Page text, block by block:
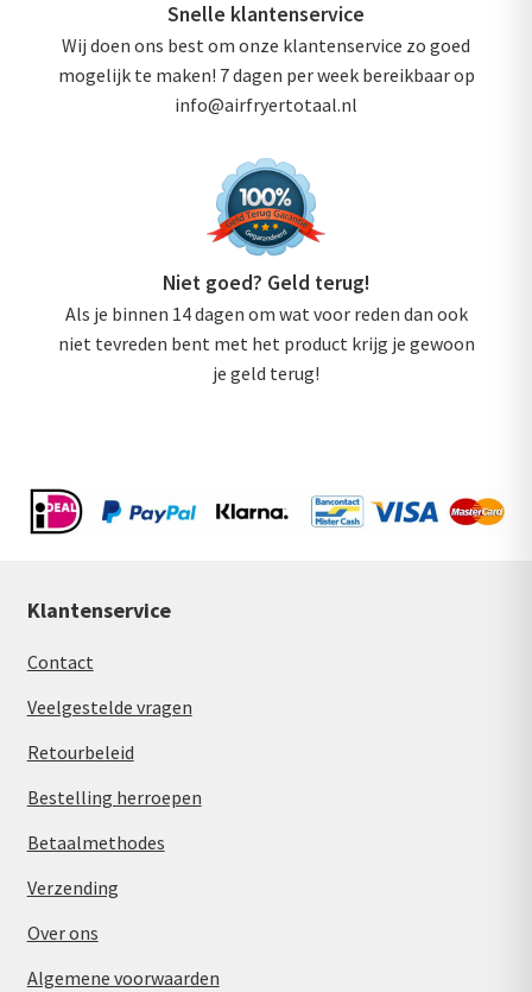
Snelle klantenservice
Wij doen ons best om onze klantenservice zo goed
mogelijk te maken! 7 dagen per week bereikbaar op
info@airfryertotaal.nl
Niet goed? Geld terug!
Als je binnen 14 dagen om wat voor reden dan ook
niet tevreden bent met het product krijg je gewoon
je geld terug!
Klantenservice
Contact
Veelgestelde vragen
Retourbeleid
Bestelling herroepen
Betaalmethodes
Verzending
Over ons
Algemene voorwaarden